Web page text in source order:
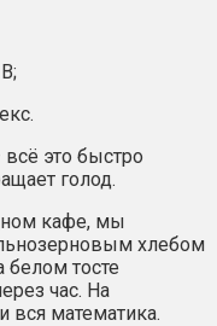
это быстро
голод.
кафе, мы
хлебом
тосте
час. На
вся математика.